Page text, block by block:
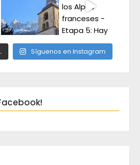
Síguenos en Instagram